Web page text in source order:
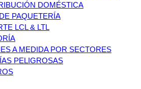
DOMÉSTICA
PAQUETERÍA
LCL & LTL
A MEDIDA POR SECTORES
PELIGROSAS